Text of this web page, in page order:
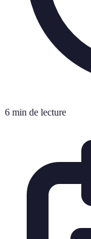
6 min de lecture